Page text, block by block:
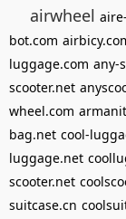
airwheel
bot.com
luggage.com any-
scooter.net
wheel.com
bag.net cool-
luggage.net
scooter.net
suitcase.cn